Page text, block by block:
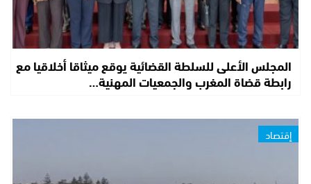
المجلس الأعلى للسلطة القضائية يوقع ميثاقا أخلاقيا مع
رابطة قضاة المغرب والجمعيات المهنية…
إقتصاد